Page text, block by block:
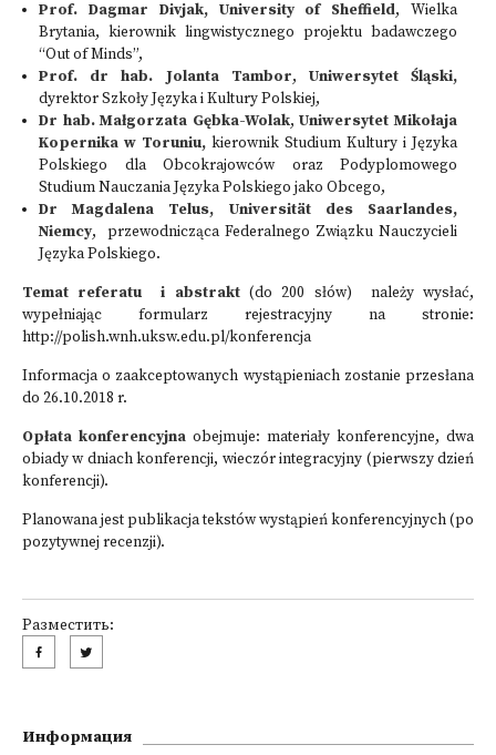
Prof. Dagmar Divjak, University of Sheffield, Wielka
Brytania, kierownik lingwistycznego projektu badawczego
“Out of Minds”,
Prof. dr hab. Jolanta Tambor, Uniwersytet Śląski,
dyrektor Szkoły Języka i Kultury Polskiej,
Dr hab. Małgorzata Gębka-Wolak,Uniwersytet Mikołaja
Kopernika w Toruniu, kierownik Studium Kultury i Języka
Polskiego dla Obcokrajowców oraz Podyplomowego
Studium Nauczania Języka Polskiego jako Obcego,
Dr Magdalena Telus, Universität des Saarlandes,
Niemcy, przewodnicząca Federalnego Związku Nauczycieli
Języka Polskiego.
Temat referatu i abstrakt (do 200 słów) należy wysłać,
wypełniając formularz rejestracyjny na stronie:
http://polish.wnh.uksw.edu.pl/konferencja
Informacja o zaakceptowanych wystąpieniach zostanie przesłana
do 26.10.2018 r.
Opłata konferencyjna obejmuje: materiały konferencyjne, dwa
obiady w dniach konferencji, wieczór integracyjny (pierwszy dzień
konferencji).
Planowana jest publikacja tekstów wystąpień konferencyjnych (po
pozytywnej recenzji).
Разместить:
Информация